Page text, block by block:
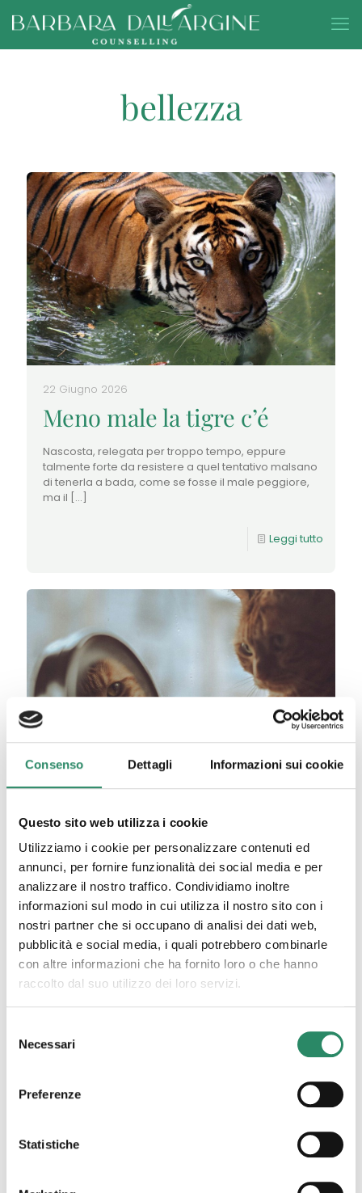
Consenso Dettagli Informazioni sui cookie
Questo sito web utilizza i cookie
Utilizziamo i cookie per personalizzare contenuti ed
annunci, per fornire funzionalità dei social media e per
analizzare il nostro traffico. Condividiamo inoltre
informazioni sul modo in cui utilizza il nostro sito con i
nostri partner che si occupano di analisi dei dati web,
pubblicità e social media, i quali potrebbero combinarle
con altre informazioni che ha fornito loro o che hanno
raccolto dal suo utilizzo dei loro servizi.
delNecessari
Preferenze
Statistiche
bellezza
22 Giugno 2026
Meno male la tigre c’é
Nascosta, relegata per troppo tempo, eppure
talmente forte da resistere a quel tentativo malsano
di tenerla a bada, come se fosse il male peggiore,
ma il […]
Leggi tutto
16 Luglio 2025
RISPETTO
Credo sia illuminante conoscere l’etimologia dei
termini, perché in essa è racchiuso un significato
profondo che spesso ignoriamo. Ed eccomi qui a
riflettere sull’importanza della parola